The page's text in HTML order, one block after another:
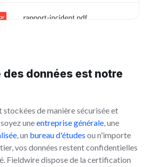
des données est notre
stockées de manière sécurisée et
uneentreprise générale , une
, un bureau d'études ou n'importe
vos données restent confidentielles
Fieldwire dispose de la certification